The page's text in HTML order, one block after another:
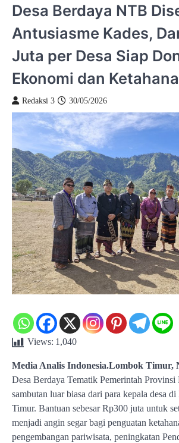
Desa Berdaya NTB
Antusiasme Kades,
Juta per Desa Siap
Ekonomi dan
Redaksi 3 30/05/2026
Views: 1,040
Media Analis Indonesia.Lombok Timur,
Desa Berdaya Tematik Pemerintah
sambutan luar biasa dari para kepala desa
Timur. Bantuan sebesar Rp300 juta untuk
menjadi angin segar bagi penguatan
pengembangan pariwisata, peningkatan